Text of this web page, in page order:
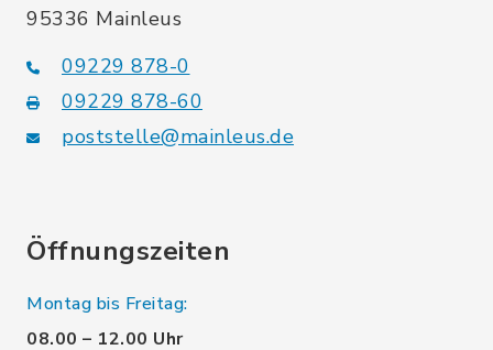
95336 Mainleus
09229 878-0
09229 878-60
poststelle@mainleus.de
Öffnungszeiten
Montag bis Freitag:
08.00 – 12.00 Uhr